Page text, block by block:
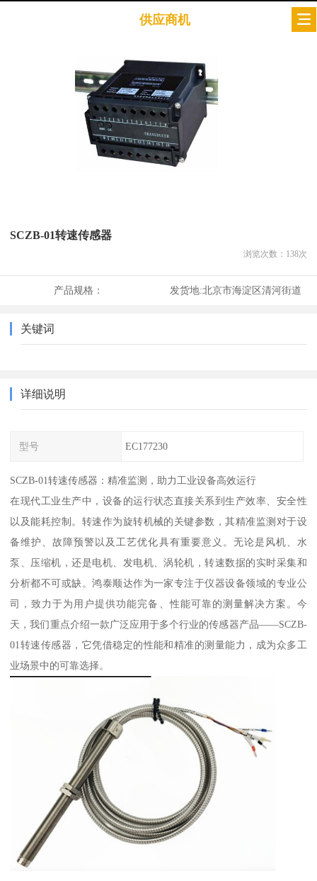
供应商机
SCZB-01转速传感器
浏览次数： 138次
产品规格： 发货地:北京市海淀区清河街道
关键词
详细说明
型号 EC177230
SCZB-01转速传感器：精准监测，助力工业设备高效运行
在现代工业生产中，设备的运行状态直接关系到生产效率、安全性
以及能耗控制。转速作为旋转机械的关键参数，其精准监测对于设
备维护、故障预警以及工艺优化具有重要意义。无论是风机、水
泵、压缩机，还是电机、发电机、涡轮机，转速数据的实时采集和
分析都不可或缺。鸿泰顺达作为一家专注于仪器设备领域的专业公
司，致力于为用户提供功能完备、性能可靠的测量解决方案。今
天，我们重点介绍一款广泛应用于多个行业的传感器产品——SCZB-
01转速传感器，它凭借稳定的性能和精准的测量能力，成为众多工
业场景中的可靠选择。